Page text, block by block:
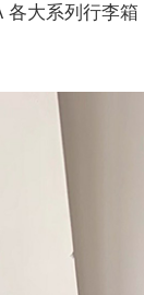
各大系列行李箱